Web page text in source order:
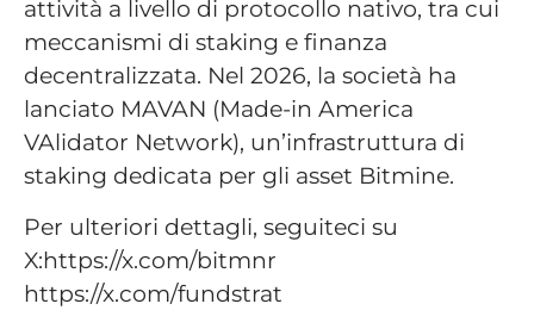
attività a livello di protocollo nativo, tra cui
meccanismi di staking e finanza
decentralizzata. Nel 2026, la società ha
lanciato MAVAN (Made-in America
VAlidator Network), un’infrastruttura di
staking dedicata per gli asset Bitmine.
Per ulteriori dettagli, seguiteci su
X:https://x.com/bitmnr
https://x.com/fundstrat